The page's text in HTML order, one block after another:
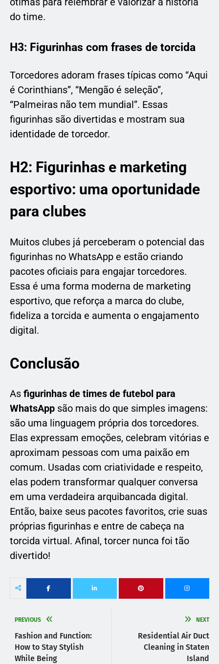
do time.
H3: Figurinhas com frases de torcida
Torcedores adoram frases típicas como “Aqui
é Corinthians”, “Mengão é seleção”,
“Palmeiras não tem mundial”. Essas
figurinhas são divertidas e mostram sua
identidade de torcedor.
H2: Figurinhas e marketing
esportivo: uma oportunidade
para clubes
Muitos clubes já perceberam o potencial das
figurinhas no WhatsApp e estão criando
pacotes oficiais para engajar torcedores.
Essa é uma forma moderna de marketing
esportivo, que reforça a marca do clube,
fideliza a torcida e aumenta o engajamento
digital.
Conclusão
As figurinhas de times de futebol para
WhatsApp são mais do que simples imagens:
são uma linguagem própria dos torcedores.
Elas expressam emoções, celebram vitórias e
aproximam pessoas com uma paixão em
comum. Usadas com criatividade e respeito,
elas podem transformar qualquer conversa
em uma verdadeira arquibancada digital.
Então, baixe seus pacotes favoritos, crie suas
próprias figurinhas e entre de cabeça na
torcida virtual. Afinal, torcer nunca foi tão
divertido!
PREVIOUS
Fashion and Function:
How to Stay Stylish
While Being
NEXT
Residential Air Duct
Cleaning in Staten
Island